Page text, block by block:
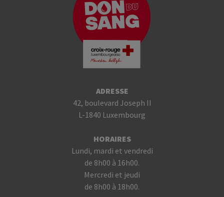
ADRESSE
42, boulevard Joseph II
L-1840 Luxembourg
HORAIRES
Lundi, mardi et vendredi
de 8h00 à 16h00.
Mercredi et jeudi
de 8h00 à 18h00.